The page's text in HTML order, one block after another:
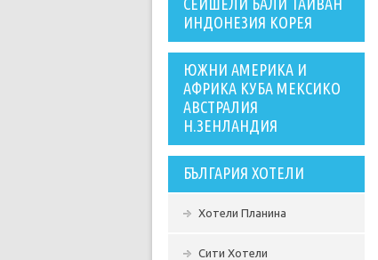
СЕЙШЕЛИ БАЛИ ТАЙВАН
ИНДОНЕЗИЯ КОРЕЯ
ЮЖНИ АМЕРИКА И
АФРИКА КУБА МЕКСИКО
АВСТРАЛИЯ
Н.ЗЕНЛАНДИЯ
БЪЛГАРИЯ ХОТЕЛИ
Хотели Планина
Сити Хотели